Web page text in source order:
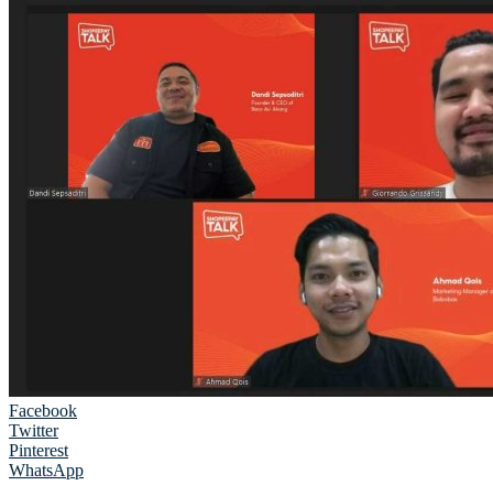
Facebook
Twitter
Pinterest
WhatsApp